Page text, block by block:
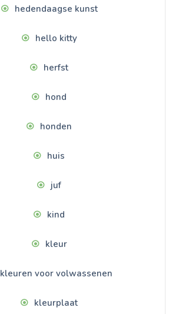
hedendaagse kunst
hello kitty
herfst
hond
honden
huis
juf
kind
kleur
kleuren voor volwassenen
kleurplaat